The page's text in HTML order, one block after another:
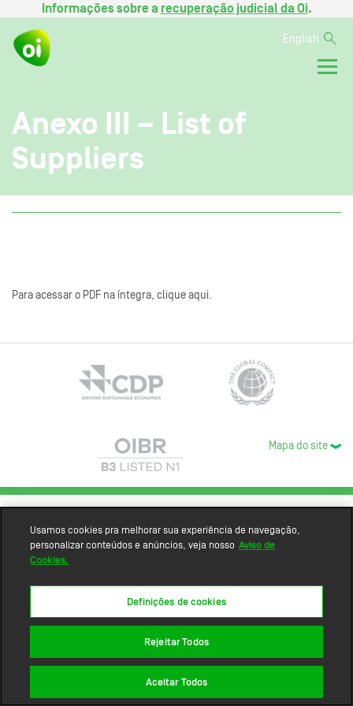
Informações sobre a recuperação judicial da Oi.
English
Anexo III – List of
Suppliers
Para acessar o PDF na íntegra, clique aqui.
Mapa do site
Usamos cookies pra melhorar sua experiência de navegação,
personalizar conteúdos e anúncios, veja nosso Aviso de
Cookies.
Definições de cookies
Rejeitar Todos
Aceitar Todos